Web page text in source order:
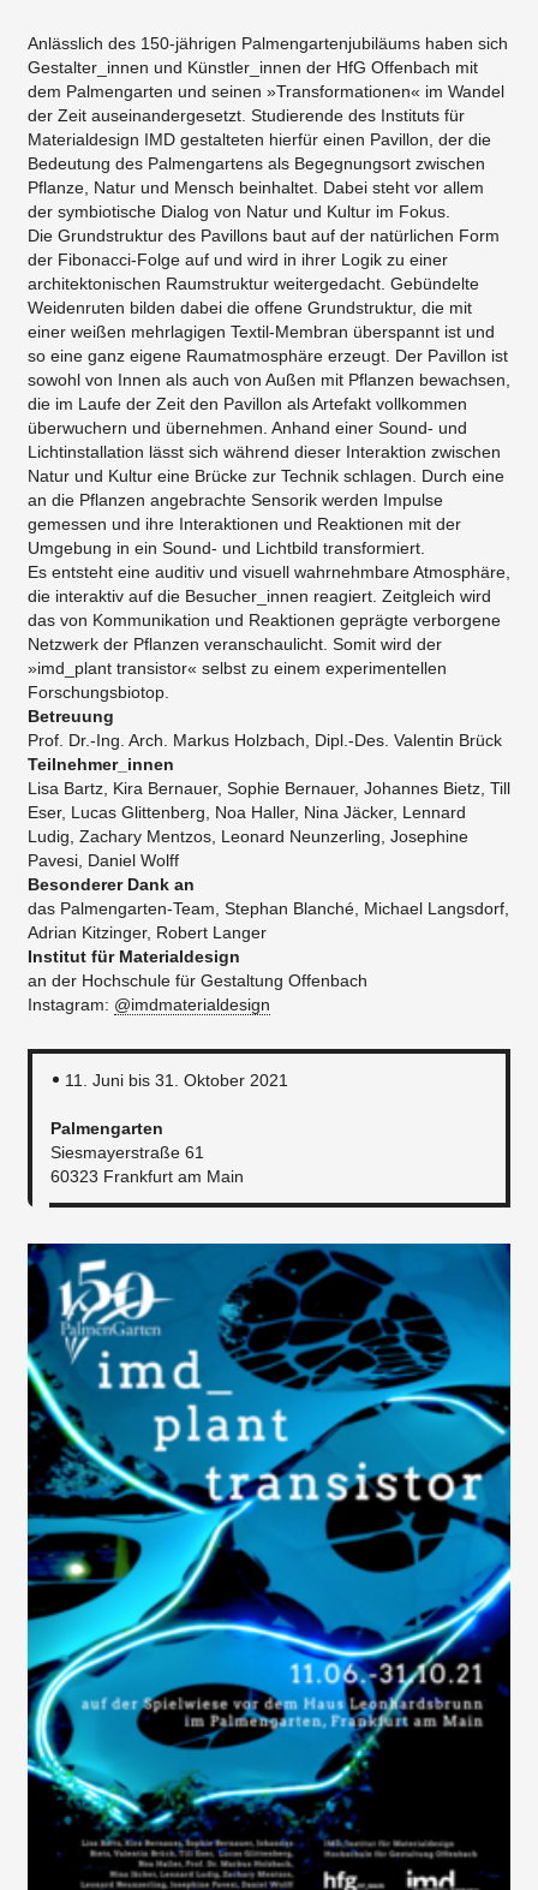
Anlässlich des 150-jährigen Palmengartenjubiläums haben sich
Gestalter_innen und Künstler_innen der HfG Offenbach mit
dem Palmengarten und seinen »Transformationen« im Wandel
der Zeit auseinandergesetzt. Studierende des Instituts für
Materialdesign IMD gestalteten hierfür einen Pavillon, der die
Bedeutung des Palmengartens als Begegnungsort zwischen
Pflanze, Natur und Mensch beinhaltet. Dabei steht vor allem
der symbiotische Dialog von Natur und Kultur im Fokus.
Die Grundstruktur des Pavillons baut auf der natürlichen Form
der Fibonacci-Folge auf und wird in ihrer Logik zu einer
architektonischen Raumstruktur weitergedacht. Gebündelte
Weidenruten bilden dabei die offene Grundstruktur, die mit
einer weißen mehrlagigen Textil-Membran überspannt ist und
so eine ganz eigene Raumatmosphäre erzeugt. Der Pavillon ist
sowohl von Innen als auch von Außen mit Pflanzen bewachsen,
die im Laufe der Zeit den Pavillon als Artefakt vollkommen
überwuchern und übernehmen. Anhand einer Sound- und
Lichtinstallation lässt sich während dieser Interaktion zwischen
Natur und Kultur eine Brücke zur Technik schlagen. Durch eine
an die Pflanzen angebrachte Sensorik werden Impulse
gemessen und ihre Interaktionen und Reaktionen mit der
Umgebung in ein Sound- und Lichtbild transformiert.
Es entsteht eine auditiv und visuell wahrnehmbare Atmosphäre,
die interaktiv auf die Besucher_innen reagiert. Zeitgleich wird
das von Kommunikation und Reaktionen geprägte verborgene
Netzwerk der Pflanzen veranschaulicht. Somit wird der
»imd_plant transistor« selbst zu einem experimentellen
Forschungsbiotop.
Betreuung
Prof. Dr.-Ing. Arch. Markus Holzbach, Dipl.-Des. Valentin Brück
Teilnehmer_innen
Lisa Bartz, Kira Bernauer, Sophie Bernauer, Johannes Bietz, Till
Eser, Lucas Glittenberg, Noa Haller, Nina Jäcker, Lennard
Ludig, Zachary Mentzos, Leonard Neunzerling, Josephine
Pavesi, Daniel Wolff
Besonderer Dank an
das Palmengarten-Team, Stephan Blanché, Michael Langsdorf,
Adrian Kitzinger, Robert Langer
Institut für Materialdesign
an der Hochschule für Gestaltung Offenbach
Instagram: @imdmaterialdesign
11. Juni bis 31. Oktober 2021
Palmengarten
Siesmayerstraße 61
60323 Frankfurt am Main